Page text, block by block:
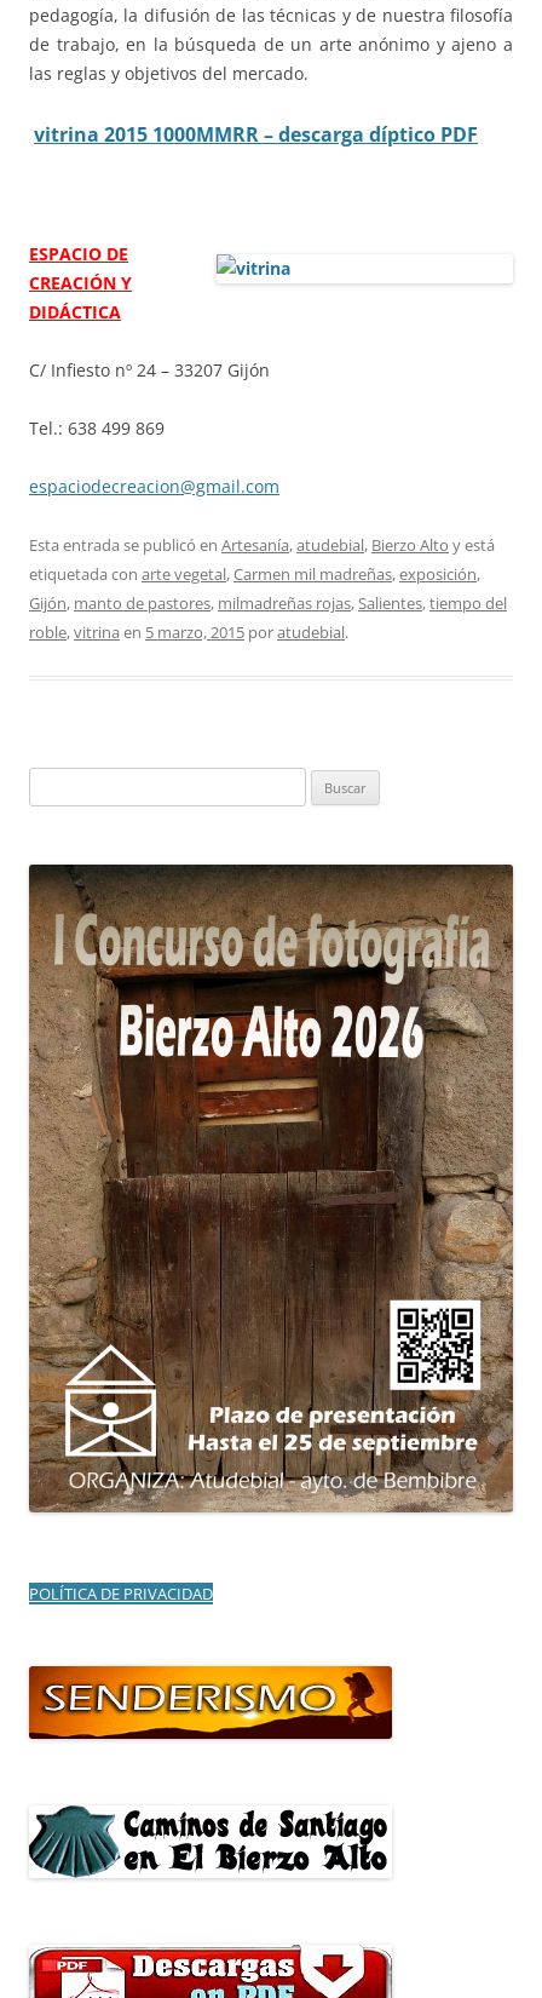
pedagogía, la difusión de las técnicas y de nuestra filosofía
de trabajo, en la búsqueda de un arte anónimo y ajeno a
las reglas y objetivos del mercado.
vitrina 2015 1000MMRR– descarga díptico PDF
ESPACIO DE
CREACIÓN Y
DIDÁCTICA
C/ Infiesto nº 24 – 33207 Gijón
Tel.: 638 499 869
espaciodecreacion@gmail.com
Esta entrada se publicó en Artesanía,atudebial, Bierzo Alto y está
etiquetada con arte vegetal,Carmen mil madreñas,exposición,
Gijón, manto de pastores, milmadreñas rojas,Salientes,tiempo del
roble,vitrina en 5 marzo, 2015 poratudebial.
POLÍTICA DE PRIVACIDAD